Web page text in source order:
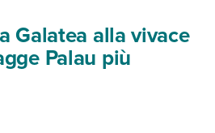
Galatea alla vivace
Palau più